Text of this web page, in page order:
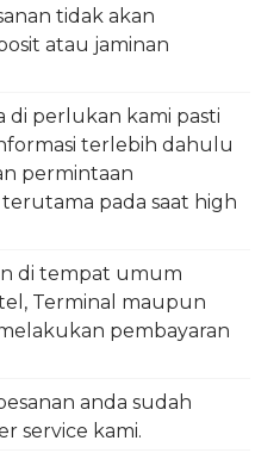
tidak akan
atau jaminan
di perlukan kami pasti
terlebih dahulu
permintaan
pada saat high
di tempat umum
Terminal maupun
pembayaran
anda sudah
service kami.